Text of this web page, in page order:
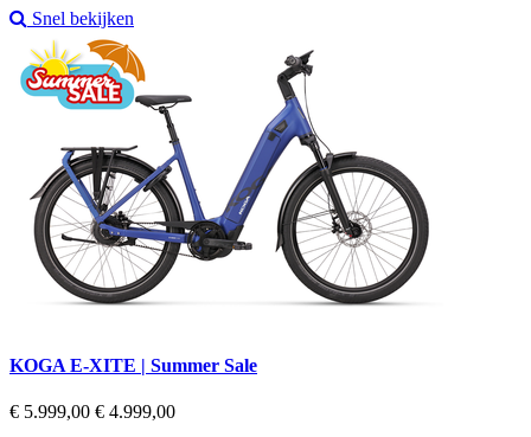
Snel bekijken
KOGA E-XITE | Summer Sale
Regular
€ 5.999,00 Prijs
€ 4.999,00